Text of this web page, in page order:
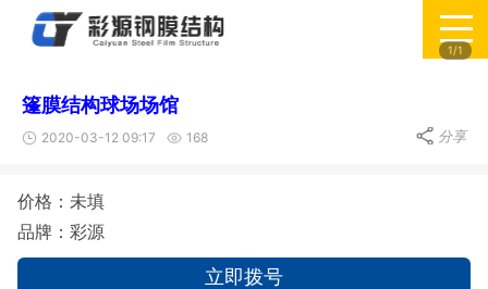
1/1
篷膜结构球场场馆
2020-03-12 09:17 168 分享
价格：未填
品牌：彩源
立即拨号